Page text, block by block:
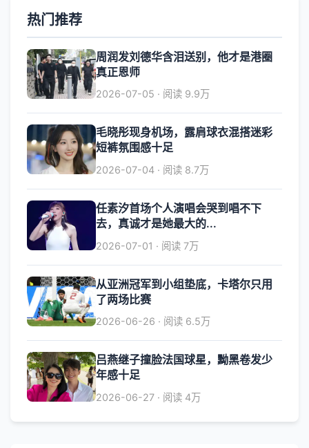
热门推荐
周润发刘德华含泪送别，他才是港圈
真正恩师
2026-07-05 · 阅读 9.9万
毛晓彤现身机场，露肩球衣混搭迷彩
短裤氛围感十足
2026-07-04 · 阅读 8.7万
任素汐首场个人演唱会哭到唱不下
去，真诚才是她最大的...
2026-07-01 · 阅读 7万
从亚洲冠军到小组垫底，卡塔尔只用
了两场比赛
2026-06-26 · 阅读 6.5万
吕燕继子撞脸法国球星，黝黑卷发少
年感十足
2026-06-27 · 阅读 4万